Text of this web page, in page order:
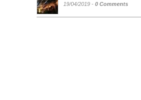
19/04/2019 - 0 Comments